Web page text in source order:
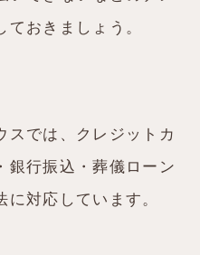
ておきましょう。
スでは、クレジットカ
銀行振込・葬儀ローン
対応しています。